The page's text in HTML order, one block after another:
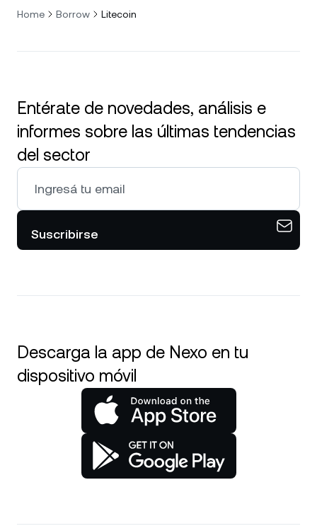
Home Borrow Litecoin
Entérate de novedades, análisis e
informes sobre las últimas tendencias
del sector
Suscribirse
Descarga la app de Nexo en tu
dispositivo móvil